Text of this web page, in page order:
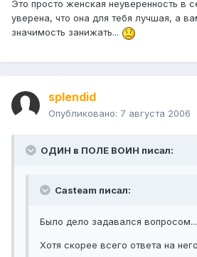
Это просто женская неуверенность в
уверена, что она для тебя лучшая, а
значимость занижать...
splendid
Опубликовано: 7 августа 2006
ОДИН в ПОЛЕ ВОИН писал:
Casteam писал:
Было дело задавался
Хотя скорее всего ответа на